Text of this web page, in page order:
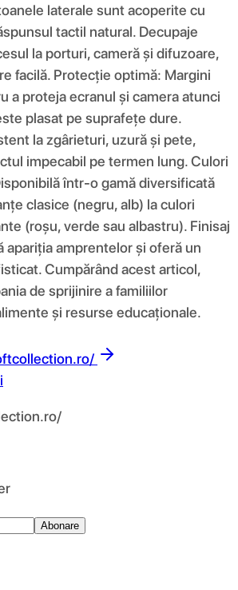
laterale sunt acoperite cu
tactil natural. Decupaje
la porturi, cameră și difuzoare,
facilă. Protecție optimă: Margini
a proteja ecranul și camera atunci
plasat pe suprafețe dure.
la zgârieturi, uzură și pete,
impecabil pe termen lung. Culori
într-o gamă diversificată
clasice (negru, alb) la culori
(roșu, verde sau albastru). Finisaj
apariția amprentelor și oferă un
Cumpărând acest articol,
de sprijinire a familiilor
și resurse educaționale.
Abonare